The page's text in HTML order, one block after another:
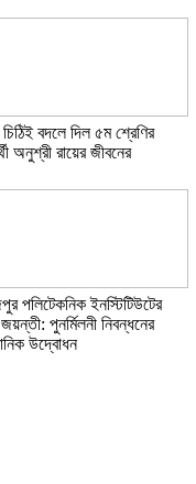
বদলে দিল ৫ম শ্রেণির
অনুশ্রী রায়ের জীবনের
পলিটেকনিক ইনস্টিটিউটের
পুনর্মিলনী নিবন্ধনের
উদ্বোধন